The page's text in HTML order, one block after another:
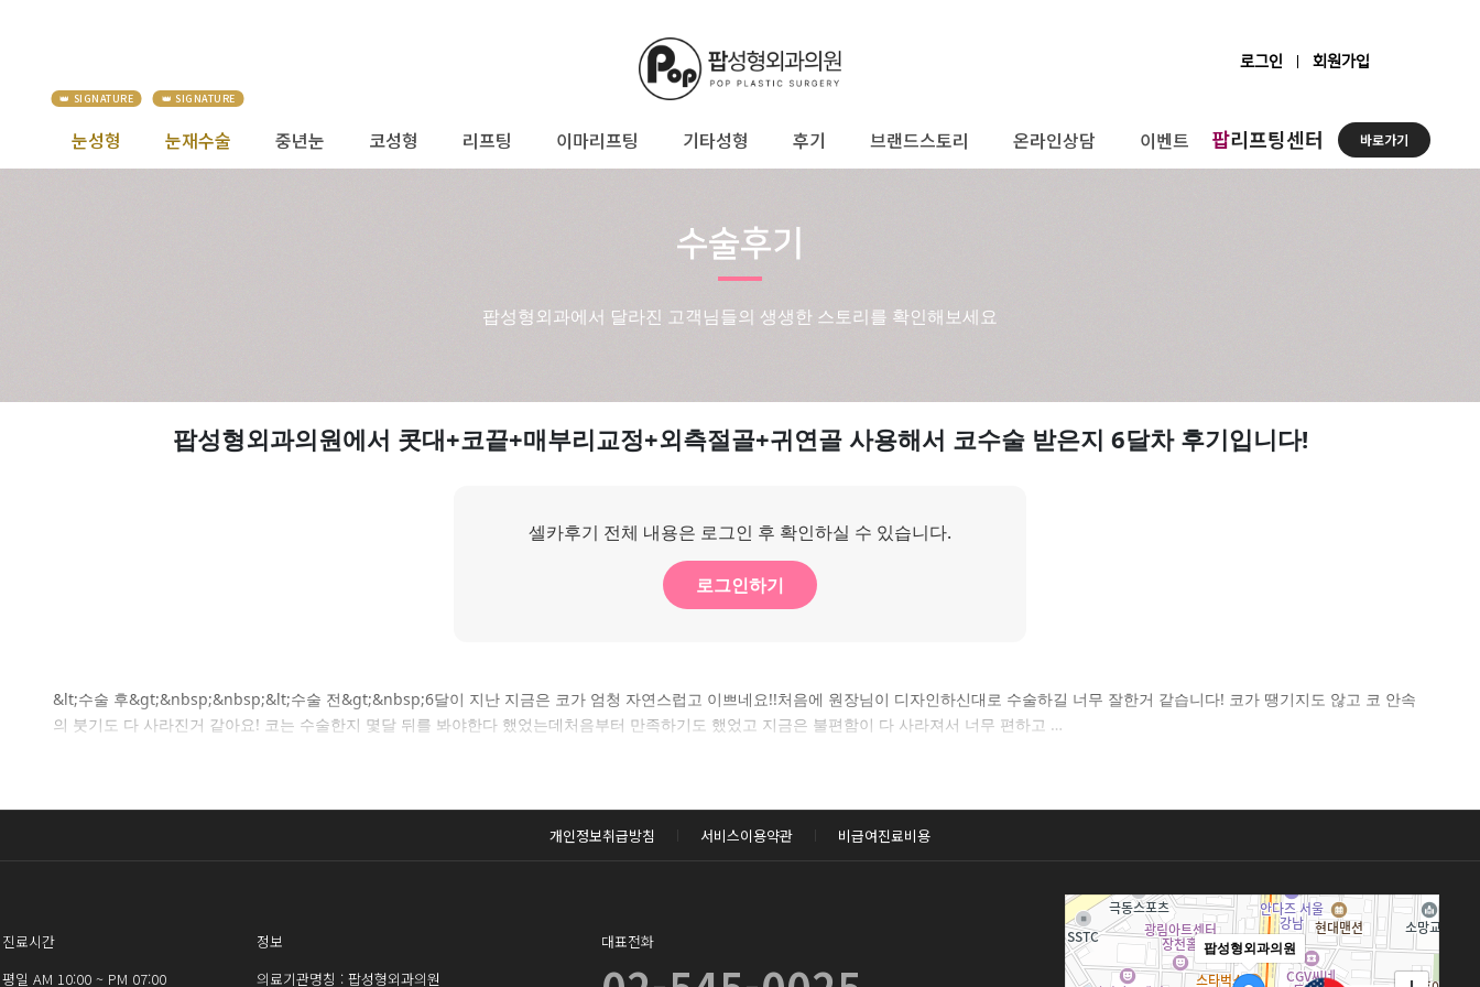
로그인 회원가입
눈성형 눈재수술 중년눈 코성형 리프팅 이마리프팅 기타성형 후기 브랜드스토리 온라인상담 이벤트 팝리프팅센터 바로가기
수술후기
팝성형외과에서 달라진 고객님들의 생생한 스토리를 확인해보세요
팝성형외과의원에서 콧대+코끝+매부리교정+외측절골+귀연골 사용해서 코수술 받은지 6달차 후기입니다!
셀카후기 전체 내용은 로그인 후 확인하실 수 있습니다.
로그인하기
&lt;수술 후&gt;&nbsp;&nbsp;&lt;수술 전&gt;&nbsp;6달이 지난 지금은 코가 엄청 자연스럽고 이쁘네요!!처음에 원장님이 디자인하신대로 수술하길 너무 잘한거 같습니다! 코가 땡기지도 않고 코 안속
의 붓기도 다 사라진거 같아요! 코는 수술한지 몇달 뒤를 봐야한다 했었는데처음부터 만족하기도 했었고 지금은 불편함이 다 사라져서 너무 편하고 …
개인정보취급방침 서비스이용약관 비급여진료비용
진료시간
평일 AM 10:00 ~ PM 07:00
정보
의료기관명칭 : 팝성형외과의원
대표전화 팝성형외과의원